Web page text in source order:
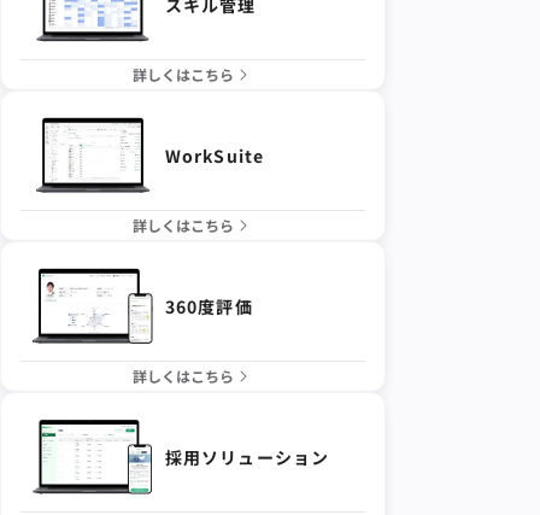
詳しくはこちら
WorkSuite
詳しくはこちら
360度評価
詳しくはこちら
採用ソリューション